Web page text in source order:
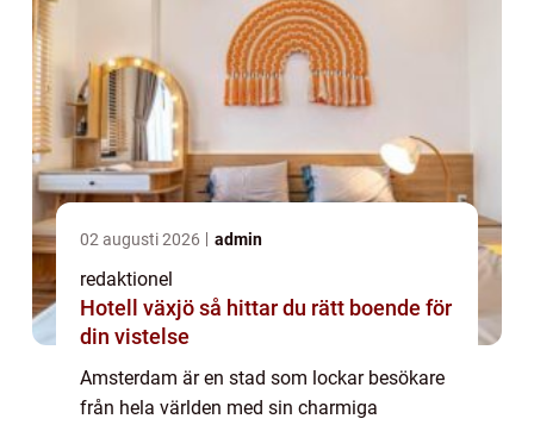
02 augusti 2026 admin
redaktionel
Hotell växjö så hittar du rätt boende för
din vistelse
Amsterdam är en stad som lockar besökare
från hela världen med sin charmiga